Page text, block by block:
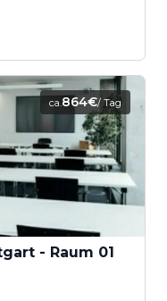
ca.864€/ Tag
- Raum 01